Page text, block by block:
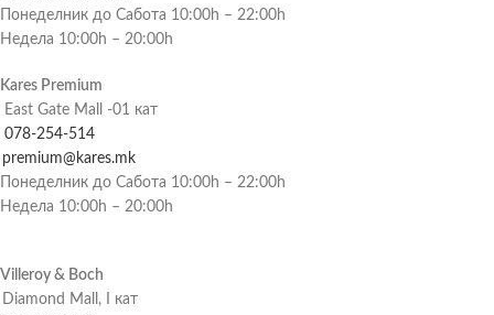
Понеделник до Сабота 10:00h – 22:00h
Недела 10:00h – 20:00h
Kares Premium
East Gate Mall -01 кат
078-254-514
premium@kares.mk
Понеделник до Сабота 10:00h – 22:00h
Недела 10:00h – 20:00h
Villeroy & Boch
Diamond Mall, I кат